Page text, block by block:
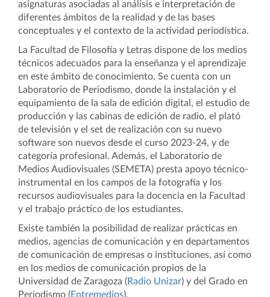
asignaturas asociadas al análisis e interpretación de
diferentes ámbitos de la realidad y de las bases
conceptuales y el contexto de la actividad periodística.
La Facultad de Filosofía y Letras dispone de los medios
técnicos adecuados para la enseñanza y el aprendizaje
en este ámbito de conocimiento. Se cuenta con un
Laboratorio de Periodismo, donde la instalación y el
equipamiento de la sala de edición digital, el estudio de
producción y las cabinas de edición de radio, el plató
de televisión y el set de realización con su nuevo
software son nuevos desde el curso 2023-24, y de
categoría profesional. Además, e l Laboratorio de
Medios Audiovisuales (SEMETA) presta apoyo técnico-
instrumental en los campos de la fotografía y los
recursos audiovisuales para la docencia en la Facultad
y el trabajo práctico de los estudiantes.
Existe también la posibilidad de realizar prácticas en
medios, agencias de comunicación y en departamentos
de comunicación de empresas o instituciones, así como
en los medios de comunicación propios de la
Universidad de Zaragoza (Radio Unizar) y del Grado en
Periodismo (Entremedios).